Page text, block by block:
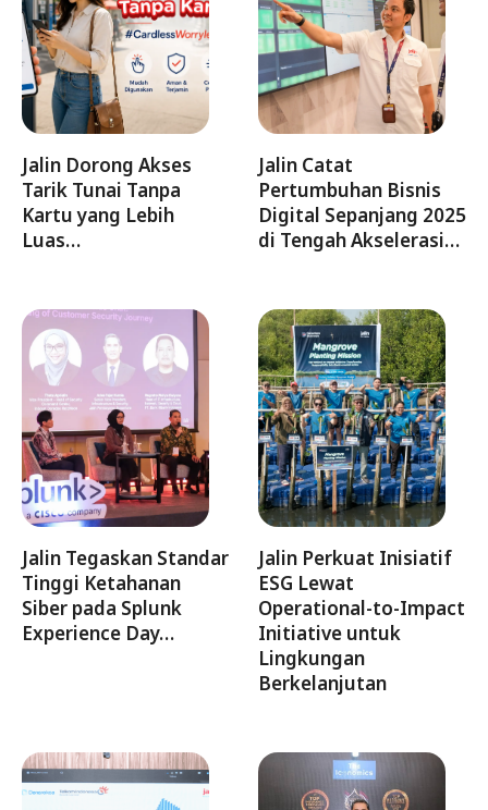
Jalin Dorong Akses
Tarik Tunai Tanpa
Kartu yang Lebih
Luas…
Jalin Catat
Pertumbuhan Bisnis
Digital Sepanjang 2025
di Tengah Akselerasi…
Jalin Tegaskan Standar
Tinggi Ketahanan
Siber pada Splunk
Experience Day…
Jalin Perkuat Inisiatif
ESG Lewat
Operational-to-Impact
Initiative untuk
Lingkungan
Berkelanjutan